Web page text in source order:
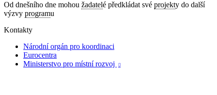
Od dnešního dne mohou žadatelé předkládat své projekty do další
výzvy programu
Kontakty
Národní orgán pro koordinaci
Eurocentra
Ministerstvo pro místní rozvoj
